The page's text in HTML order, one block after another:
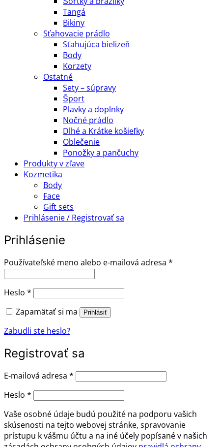
Tangá
Bikiny
Sťahovacie prádlo
Sťahujúca bielizeň
Body
Korzety
Ostatné
Sety – súpravy
Šport
Plavky a doplnky
Nočné prádlo
Dlhé a Krátke košieľky
Oblečenie
Ponožky a pančuchy
Produkty v zľave
Kozmetika
Body
Face
Gift sets
Prihlásenie / Registrovať sa
Prihlásenie
Používateľské meno alebo e-mailová adresa *
Heslo * Povinné
Zapamätať si ma
Prihlásiť
Zabudli ste heslo?
Registrovať sa
E-mailová adresa * Povinné
Heslo * Povinné
Vaše osobné údaje budú použité na podporu vašich
skúsenosti na tejto webovej stránke, spravovanie
prístupu k vášmu účtu a na iné účely popísané v našich